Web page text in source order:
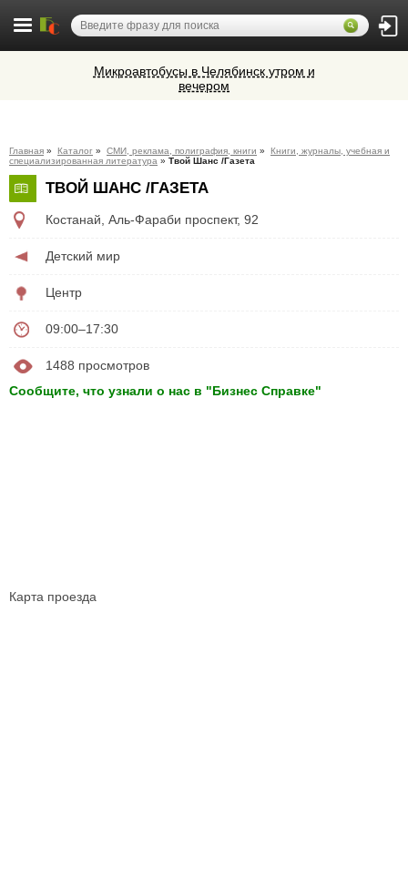
Алюминиевые окна, витражи,
фасадное остекление,
фонари из профиля СИАЛ (Россия)
предлагает большой выбор
для животных.
Микроавтобусы в Челябинск утром и
вечером
Главная » Каталог » СМИ, реклама, полиграфия, книги » Книги, журналы, учебная и
специализированная литература » Твой Шанс /Газета
ТВОЙ ШАНС /ГАЗЕТА
Костанай ​Аль-Фараби проспект, 92
Детский мир
Центр
09:00–17:30
1488 просмотров
Сообщите, что узнали о нас в "Бизнес Справке"
Карта проезда